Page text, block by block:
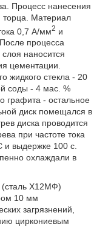
Процесс нанесения
торца. Материал
0,7 А/мм2 и
процесса
наносится
цементации.
жидкого стекла - 20
соды - 4 мас. %
графита - остальное
диск помещался в
диска проводится
при частоте тока
и выдержке 100 с.
охлаждали в
(сталь Х12МФ)
10 мм
загрязнений,
циркониевым